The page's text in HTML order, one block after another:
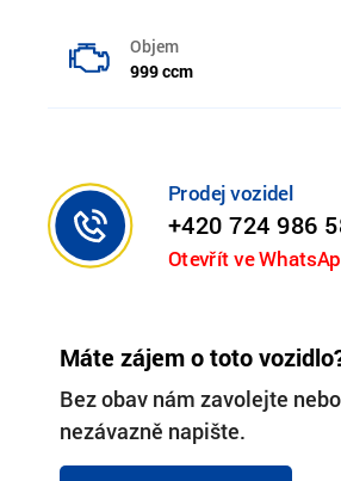
Objem
999 ccm
Prodej vozidel
+420 724 986
Otevřít ve
Máte zájem o toto
Bez obav nám zavolejte
nezávazně napište.